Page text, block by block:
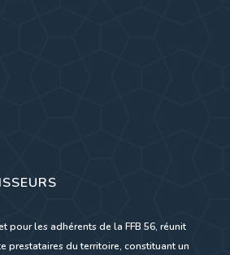
pour les adhérents de la FFB 56, réunit
prestataires du territoire, constituant un